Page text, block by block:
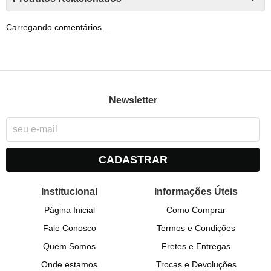
Carregando comentários ...
Newsletter
CADASTRAR
Institucional
Página Inicial
Fale Conosco
Quem Somos
Onde estamos
Informações Úteis
Como Comprar
Termos e Condições
Fretes e Entregas
Trocas e Devoluções